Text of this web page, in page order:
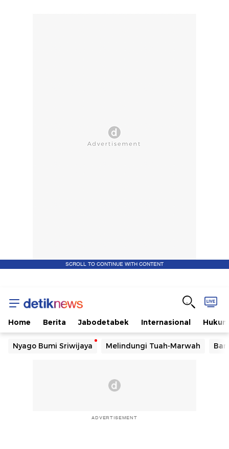
SCROLL TO CONTINUE WITH CONTENT
Home Berita Jabodetabek Internasional Hukum
Nyago Bumi Sriwijaya Melindungi Tuah-Marwah
ADVERTISEMENT